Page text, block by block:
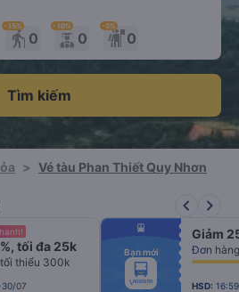
elderly 0
-15%
0
-10%
0
-5%
Tìm kiếm
> Vé tàu Phan Thiết Quy Nhơn
keyboard_arrow_left keyboard_arrow_right
tối đa 25k
thiểu 300k
07
fiber_manual_record
fiber_manual_record
fiber_manual_record
fiber_manual_record
fiber_manual_record
fiber_manual_record
fiber_manual_record
Bạn mới
Giảm
HSD: